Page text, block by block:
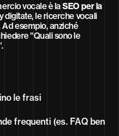
vocale è laSEO per la
digitate, le ricerche vocali
esempio, anziché
"Quali sono le
le frasi
frequenti (es. FAQ ben